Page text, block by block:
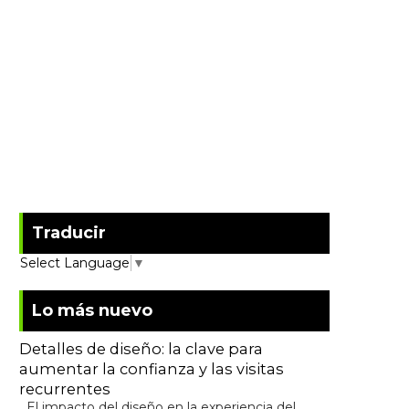
Traducir
Select Language ▼
Lo más nuevo
Detalles de diseño: la clave para
aumentar la confianza y las visitas
recurrentes